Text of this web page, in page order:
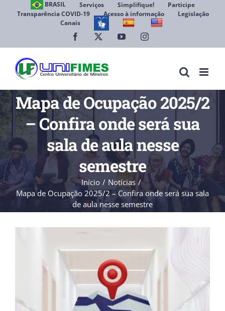
BRASIL Serviços Simplifique!
Participe
Transparência COVID-19
Acesso à informação
Legislação
Canais
Facebook YouTubeInstagram
Mapa de Ocupação 2025/2
– Confira onde será sua
sala de aula nesse
semestre
Início
Notícias
Mapa de Ocupação 2025/2 – Confira onde será sua sala
de aula nesse semestre